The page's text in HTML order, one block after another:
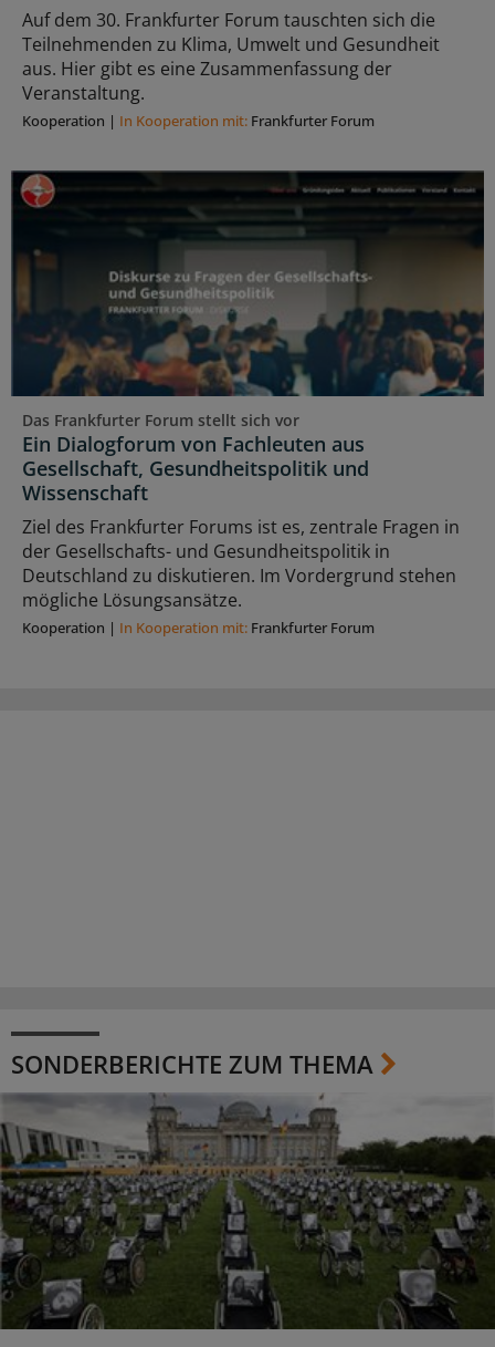
Auf dem 30. Frankfurter Forum tauschten sich die
Teilnehmenden zu Klima, Umwelt und Gesundheit
aus. Hier gibt es eine Zusammenfassung der
Veranstaltung.
Kooperation | In Kooperation mit: Frankfurter Forum
Das Frankfurter Forum stellt sich vor
Ein Dialogforum von Fachleuten aus
Gesellschaft, Gesundheitspolitik und
Wissenschaft
Ziel des Frankfurter Forums ist es, zentrale Fragen in
der Gesellschafts- und Gesundheitspolitik in
Deutschland zu diskutieren. Im Vordergrund stehen
mögliche Lösungsansätze.
Kooperation | In Kooperation mit: Frankfurter Forum
SONDERBERICHTE ZUM THEMA